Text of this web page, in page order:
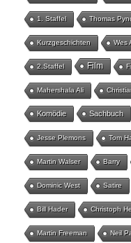
1. Staffel Thomas
Kurzgeschichten Wes
2.Staffel Film
Mahershala Ali
Komödie Sachbuch
Jesse Plemons Tom
Martin Walser Barry
Dominic West Satire
Bill Hader Christoph
Martin Freeman Neil